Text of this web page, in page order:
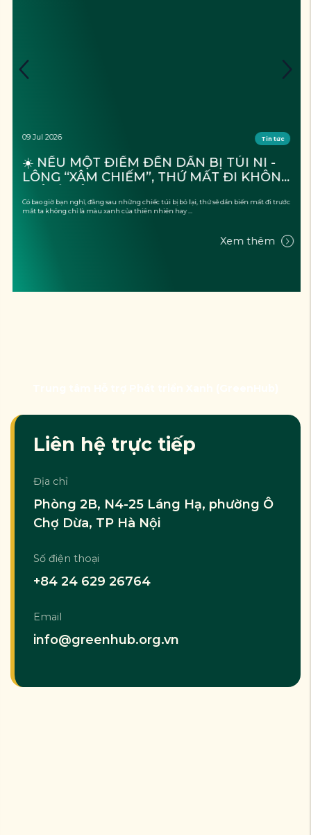
09 Jul 2026 Tin tức
☀️ NẾU MỘT ĐIỂM ĐẾN DẦN BỊ TÚI NI -
LÔNG “XÂM CHIẾM”, THỨ MẤT ĐI KHÔNG
Có bao giờ bạn nghĩ, đằng sau những chiếc túi bị bỏ lại, thứ sẽ dần biến mất đi trước
mắt ta không chỉ là màu xanh của thiên nhiên hay ...
Xem thêm
Liên hệ trực tiếp
Địa chỉ
Phòng 2B, N4-25 Láng Hạ, phường Ô
Chợ Dừa, TP Hà Nội
Số điện thoại
+84 24 629 26764
Email
info@greenhub.org.vn